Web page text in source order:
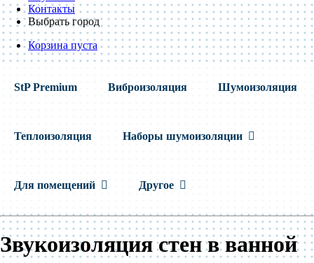
Контакты
Выбрать город
Корзина пуста
StP Premium Виброизоляция Шумоизоляция
Теплоизоляция Наборы шумоизоляции
Для помещений Другое
Звукоизоляция стен в ванной